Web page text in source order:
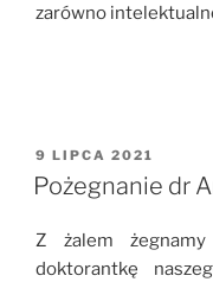
zarówno
OPUBLIKOWANE
W
9 LIPCA 2021
Pożegnanie dr
Z żalem żegnamy
doktorantkę